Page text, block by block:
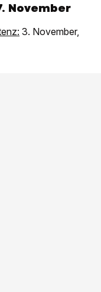
November
3. November,